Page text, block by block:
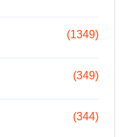
(1349)
(349)
(344)